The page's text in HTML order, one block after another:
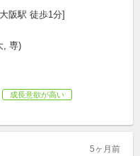
阪駅 徒歩1分]
, 専)
成長意欲が高い
5ヶ月前